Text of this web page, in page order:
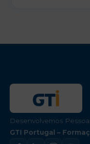
Desenvolvemos
GTI Portugal –